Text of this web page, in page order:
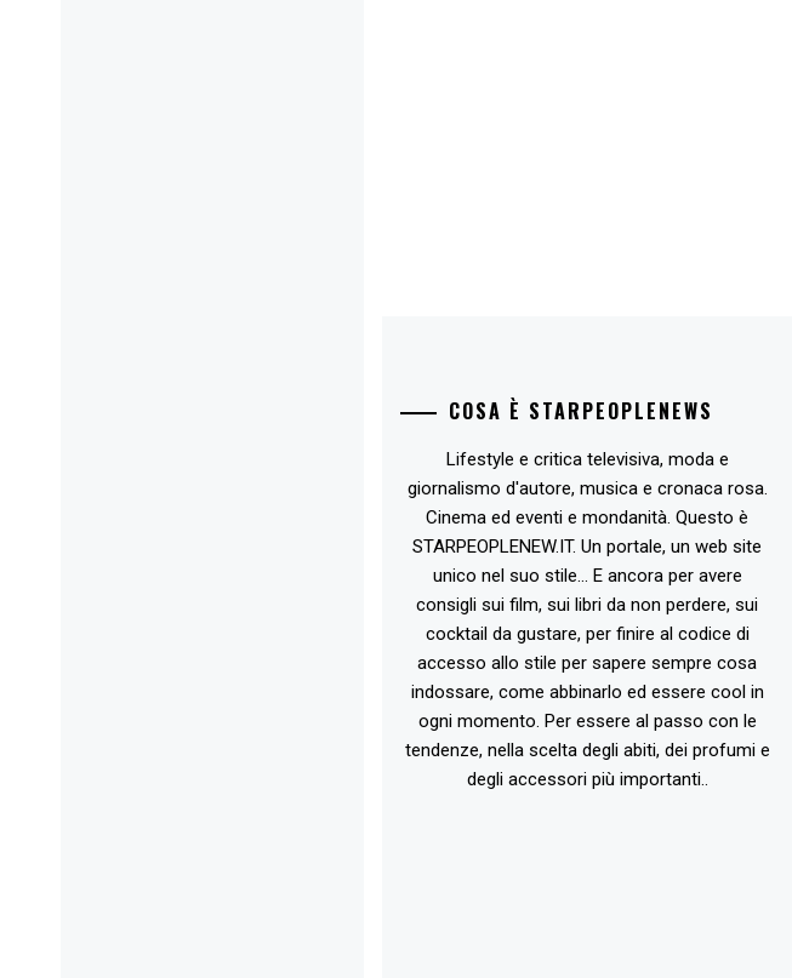
COSA È STARPEOPLENEWS
Lifestyle e critica televisiva, moda e
giornalismo d'autore, musica e cronaca rosa.
Cinema ed eventi e mondanità. Questo è
STARPEOPLENEW.IT. Un portale, un web site
unico nel suo stile... E ancora per avere
consigli sui film, sui libri da non perdere, sui
cocktail da gustare, per finire al codice di
accesso allo stile per sapere sempre cosa
indossare, come abbinarlo ed essere cool in
ogni momento. Per essere al passo con le
tendenze, nella scelta degli abiti, dei profumi e
degli accessori più importanti..